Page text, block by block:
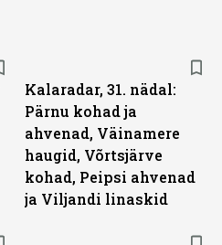
Kalaradar, 31. nädal:
Pärnu kohad ja
ahvenad, Väinamere
haugid, Võrtsjärve
kohad, Peipsi ahvenad
ja Viljandi linaskid